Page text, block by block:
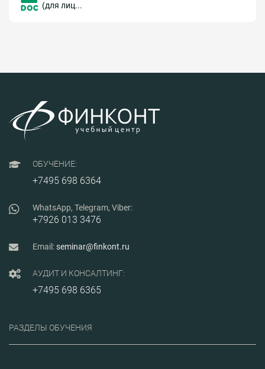
(для лиц...
ОБУЧЕНИЕ:
+7495 698 6364
WhatsApp, Telegram, Viber:
+7926 013 3476
Email:seminar@finkont.ru
АУДИТ И КОНСАЛТИНГ:
+7495 698 6365
РАЗДЕЛЫ ОБУЧЕНИЯ